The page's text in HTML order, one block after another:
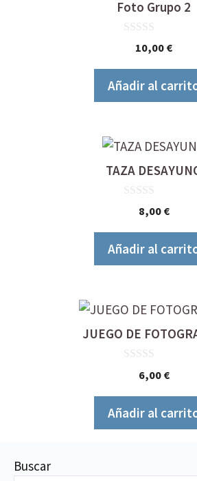
Foto Grupo 2
10,00 €
Añadir al
TAZA
8,00 €
Añadir al
JUEGO DE
6,00 €
Añadir al
Buscar